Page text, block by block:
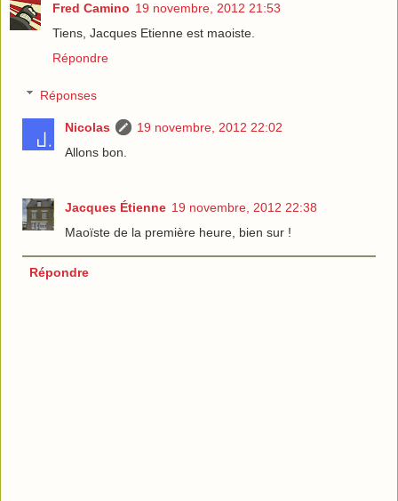
Fred Camino 19 novembre, 2012 21:53
Tiens, Jacques Etienne est maoiste.
Répondre
Réponses
Nicolas
19 novembre, 2012 22:02
Allons bon.
Jacques Étienne 19 novembre, 2012 22:38
Maoïste de la première heure, bien sur !
Répondre